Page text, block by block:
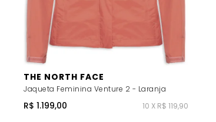
THE NORTH FACE
Jaqueta Feminina Venture 2 - Laranja
R$ 1.199,00 10 X R$ 119,90